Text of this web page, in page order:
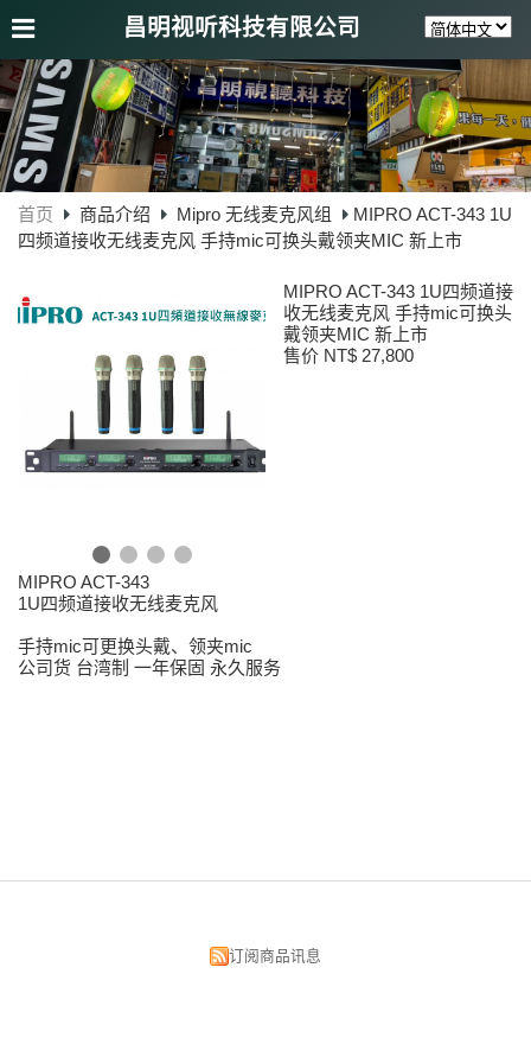
昌明视听科技有限公司
首页 商品介绍 Mipro 无线麦克风组
MIPRO ACT-343 1U
四频道接收无线麦克风 手持mic可换头戴领夹MIC 新上市
MIPRO ACT-343 1U四频道接
收无线麦克风 手持mic可换头
戴领夹MIC 新上市
售价 NT$ 27,800
MIPRO ACT-343
1U四频道接收无线麦克风
手持mic可更换头戴、领夹mic
公司货 台湾制 一年保固 永久服务
订阅商品讯息